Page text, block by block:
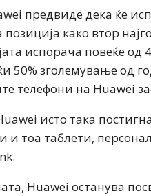
предвиде дека ќе
позиција како втор
испорача повеќе од
50% зголемување од
телефони на Huawei
исто така
и тоа таблети,
Huawei останува